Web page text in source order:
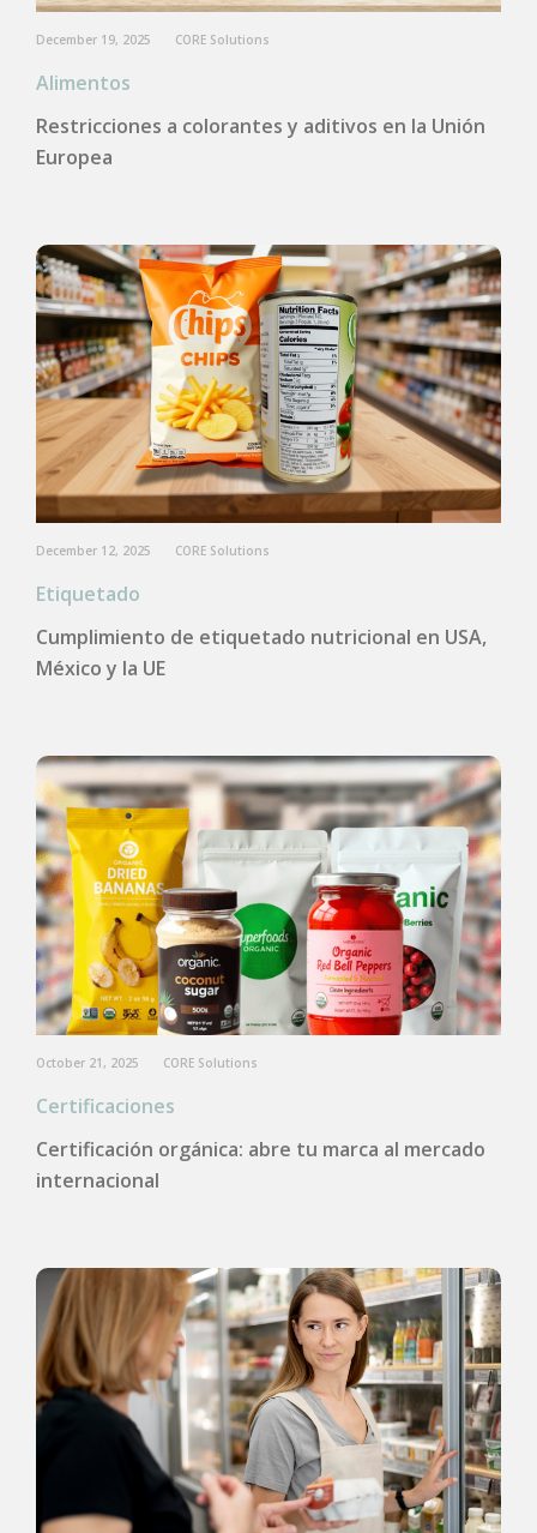
December 19, 2025 CORE Solutions
Alimentos
Restricciones a colorantes y aditivos en la Unión
Europea
December 12, 2025 CORE Solutions
Etiquetado
Cumplimiento de etiquetado nutricional en USA,
México y la UE
October 21, 2025 CORE Solutions
Certificaciones
Certificación orgánica: abre tu marca al mercado
internacional